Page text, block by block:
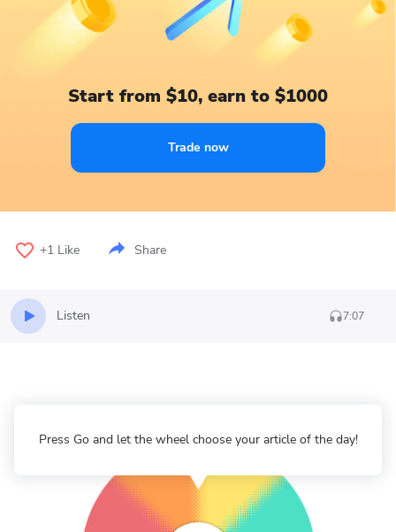
Start from $10, earn to $1000
Trade now
+1 Like Share
Listen 7:07
Press Go and let the wheel choose your article of the day!